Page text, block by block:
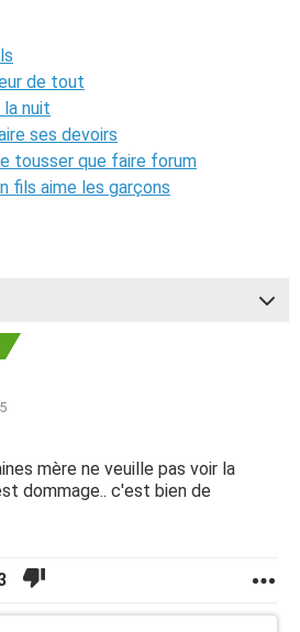
ce qui compte c'est ce que
années apres je ne me
un peu minimisé mes erreurs.
mais je culpabilise beaucoup
petits enfants avec lesquel il
l'époque je ne pensais pas aux
car j'étais trop tournée vers
qui ne cherchent pas a
les bonnes questions. Il y a
pour lesquelles leurs
de tout
nuit
ses devoirs
tousser que faire forum
fils aime les garçons
mère ne veuille pas voir la
dommage.. c'est bien de